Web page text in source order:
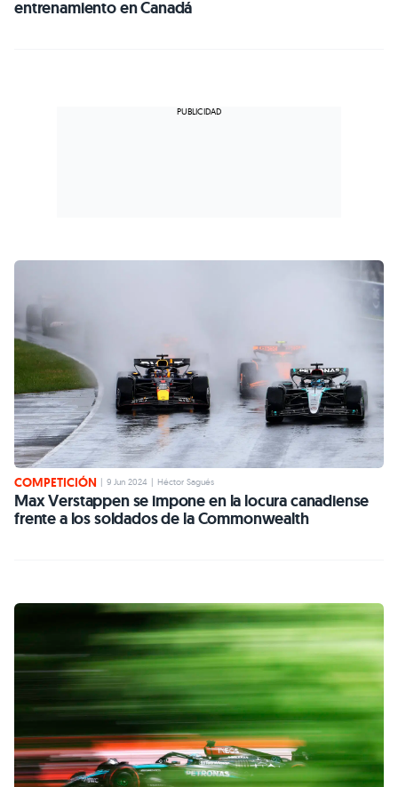
entrenamiento en Canadá
COMPETICIÓN 9 Jun 2024 Héctor Sagués
Max Verstappen se impone en la locura canadiense
frente a los soldados de la Commonwealth